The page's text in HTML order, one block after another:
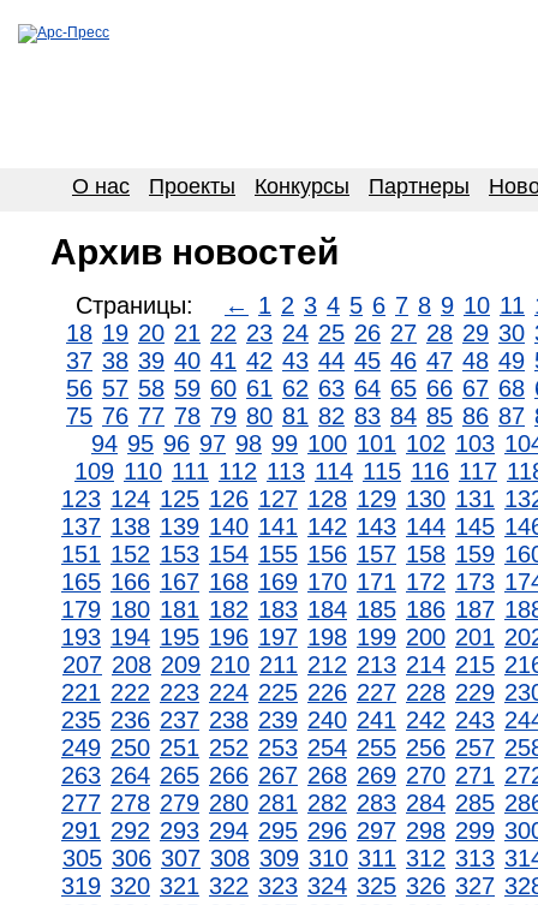
О нас Проекты Конкурсы Партнеры
Архив новостей
Страницы: ← 1 2 3 4 5 6 7 8 9 10 11
18 19 20 21 22 23 24 25 26 27 28 29 30
37 38 39 40 41 42 43 44 45 46 47 48 49
56 57 58 59 60 61 62 63 64 65 66 67 68
75 76 77 78 79 80 81 82 83 84 85 86 87
94 95 96 97 98 99 100 101 102 103
109 110 111 112 113 114 115 116 117
123 124 125 126 127 128 129 130 131
137 138 139 140 141 142 143 144 145
151 152 153 154 155 156 157 158 159
165 166 167 168 169 170 171 172 173
179 180 181 182 183 184 185 186 187
193 194 195 196 197 198 199 200 201
207 208 209 210 211 212 213 214 215
221 222 223 224 225 226 227 228 229
235 236 237 238 239 240 241 242 243
249 250 251 252 253 254 255 256 257
263 264 265 266 267 268 269 270 271
277 278 279 280 281 282 283 284 285
291 292 293 294 295 296 297 298 299
305 306 307 308 309 310 311 312 313
319 320 321 322 323 324 325 326 327